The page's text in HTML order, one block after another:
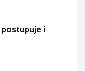
postupuje i